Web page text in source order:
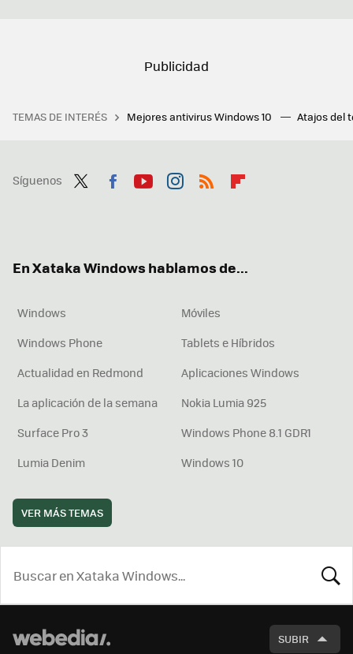
TEMAS DE INTERÉS Mejores antivirus Windows 10 Atajos del
Síguenos
En Xataka Windows hablamos de...
Windows
Móviles
Windows Phone
Tablets e Híbridos
Actualidad en Redmond
Aplicaciones Windows
La aplicación de la semana
Nokia Lumia 925
Surface Pro 3
Windows Phone 8.1 GDR1
Lumia Denim
Windows 10
VER MÁS TEMAS
SUBIR